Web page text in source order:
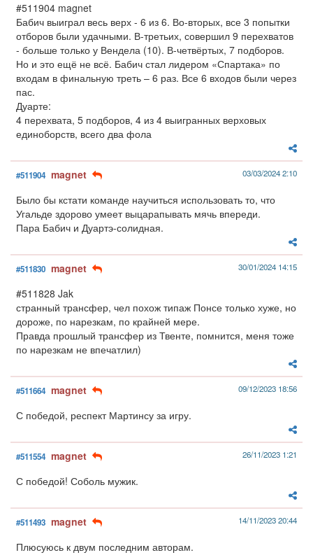
#511904 magnet
Бабич выиграл весь верх - 6 из 6. Во-вторых, все 3 попытки
отборов были удачными. В-третьих, совершил 9 перехватов
- больше только у Вендела (10). В-четвёртых, 7 подборов.
Но и это ещё не всё. Бабич стал лидером «Спартака» по
входам в финальную треть – 6 раз. Все 6 входов были через
пас.
Дуарте:
4 перехвата, 5 подборов, 4 из 4 выигранных верховых
единоборств, всего два фола
#511904 magnet 03/03/2024 2:10
Было бы кстати команде научиться использовать то, что
Угальде здорово умеет выцарапывать мячь впереди.
Пара Бабич и Дуартэ-солидная.
#511830 magnet 30/01/2024 14:15
#511828 Jak
странный трансфер, чел похож типаж Понсе только хуже, но
дороже, по нарезкам, по крайней мере.
Правда прошлый трансфер из Твенте, помнится, меня тоже
по нарезкам не впечатлил)
#511664 magnet 09/12/2023 18:56
С победой, респект Мартинсу за игру.
#511554 magnet 26/11/2023 1:21
С победой! Соболь мужик.
#511493 magnet 14/11/2023 20:44
Плюсуюсь к двум последним авторам.